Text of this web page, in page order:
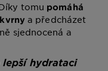
tomu pomáhá
a předcházet
sjednocená a
hydrataci